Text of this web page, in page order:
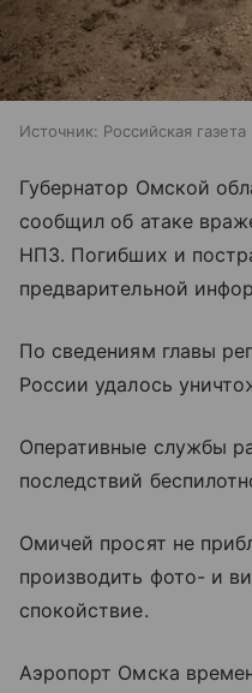
Источник: Российская газета
Губернатор Омской
сообщил об атаке
НПЗ. Погибших и
предварительной
По сведениям главы
России удалось
Оперативные службы
последствий
Омичей просят не
производить фото- и
спокойствие.
Аэропорт Омска